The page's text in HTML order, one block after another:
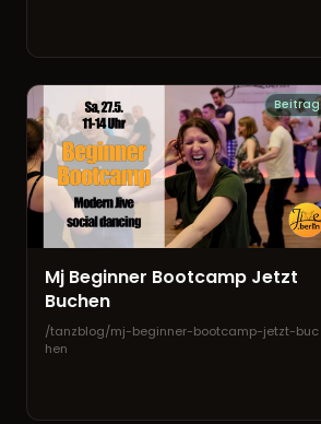
Beitrag
Mj Beginner Bootcamp Jetzt
Buchen
/tanzblog/mj-beginner-bootcamp-jetzt-buc
hen